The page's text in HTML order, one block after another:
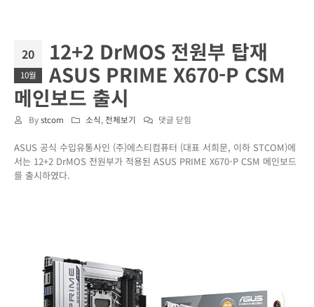
20
10월
12+2 DrMOS 전원부 탑재
ASUS PRIME X670-P CSM
메인보드 출시
Bystcom 소식, 전체보기
12+2
전
원
인
댓글 닫힘
ASUS 공식 수입유통사인 (주)에스티컴퓨터 (대표 서희문, 이하 STCOM)에
서는 12+2 DrMOS 전원부가 적용된 ASUS PRIME X670-P CSM 메인보드
를 출시하였다.